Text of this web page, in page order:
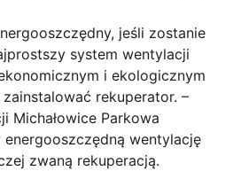
jeśli zostanie
system wentylacji
i ekologicznym
rekuperator. –
Michałowice Parkowa
wentylację
zwaną rekuperacją.